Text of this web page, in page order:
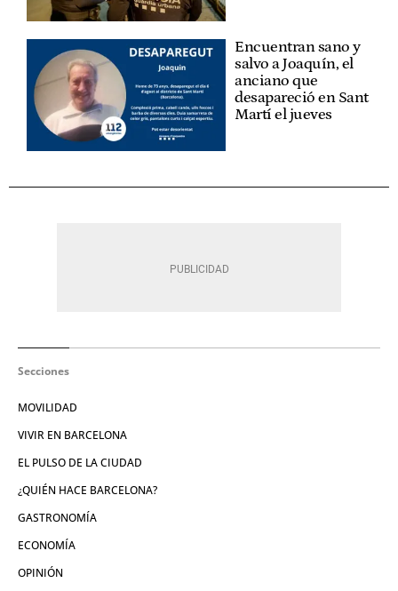
Encuentran sano y
salvo a Joaquín, el
anciano que
desapareció en Sant
Martí el jueves
Secciones
MOVILIDAD
VIVIR EN BARCELONA
EL PULSO DE LA CIUDAD
¿QUIÉN HACE BARCELONA?
GASTRONOMÍA
ECONOMÍA
OPINIÓN